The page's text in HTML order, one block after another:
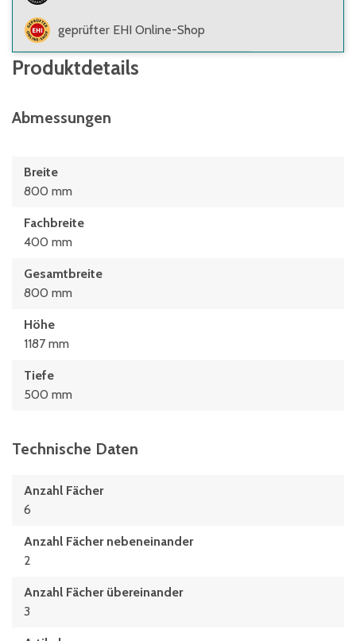
geprüfter EHI Online-Shop
Produktdetails
Abmessungen
Breite
800 mm
Fachbreite
400 mm
Gesamtbreite
800 mm
Höhe
1187 mm
Tiefe
500 mm
Technische Daten
Anzahl Fächer
6
Anzahl Fächer nebeneinander
2
Anzahl Fächer übereinander
3